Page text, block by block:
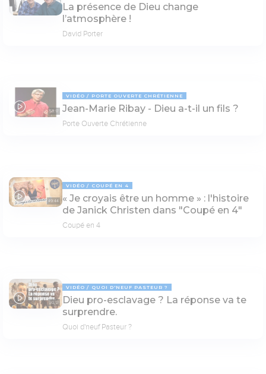
La présence de Dieu change
l’atmosphère !
David Porter
53:17
VIDÉO PORTE OUVERTE CHRÉTIENNE
Jean-Marie Ribay - Dieu a-t-il un fils ?
Porte Ouverte Chrétienne
49:44
VIDÉO COUPÉ EN 4
« Je croyais être un homme » : l'histoire
de Janick Christen dans "Coupé en 4"
Coupé en 4
30:13
VIDÉO QUOI D'NEUF PASTEUR ?
Dieu pro-esclavage ? La réponse va te
surprendre.
Quoi d'neuf Pasteur ?